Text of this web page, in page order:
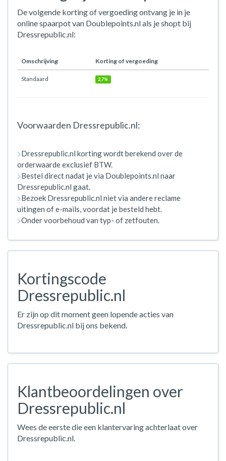
De volgende korting of vergoeding ontvang je in je
online spaarpot van Doublepoints.nl als je shopt bij
Dressrepublic.nl:
Omschrijving Korting of vergoeding
Standaard 2,7%
Voorwaarden Dressrepublic.nl:
Dressrepublic.nl korting wordt berekend over de
orderwaarde exclusief BTW.
Bestel direct nadat je via Doublepoints.nl naar
Dressrepublic.nl gaat.
Bezoek Dressrepublic.nl niet via andere reclame
uitingen of e-mails, voordat je besteld hebt.
Onder voorbehoud van typ- of zetfouten.
Kortingscode
Dressrepublic.nl
Er zijn op dit moment geen lopende acties van
Dressrepublic.nl bij ons bekend.
Klantbeoordelingen over
Dressrepublic.nl
Wees de eerste die een klantervaring achterlaat over
Dressrepublic.nl.